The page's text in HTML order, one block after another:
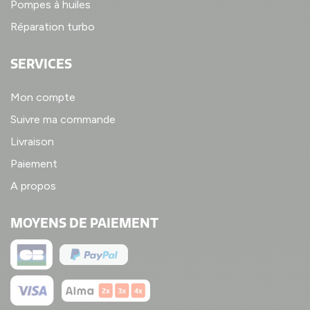
Pompes à huiles
Réparation turbo
SERVICES
Mon compte
Suivre ma commande
Livraison
Paiement
A propos
MOYENS DE PAIEMENT